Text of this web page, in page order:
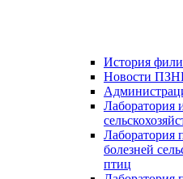
История
Новости
Лаборатория
Лаборатория
болезней
птиц